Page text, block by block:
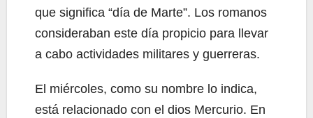
que significa “día de Marte”. Los romanos
consideraban este día propicio para llevar
a cabo actividades militares y guerreras.
El miércoles, como su nombre lo indica,
está relacionado con el dios Mercurio. En